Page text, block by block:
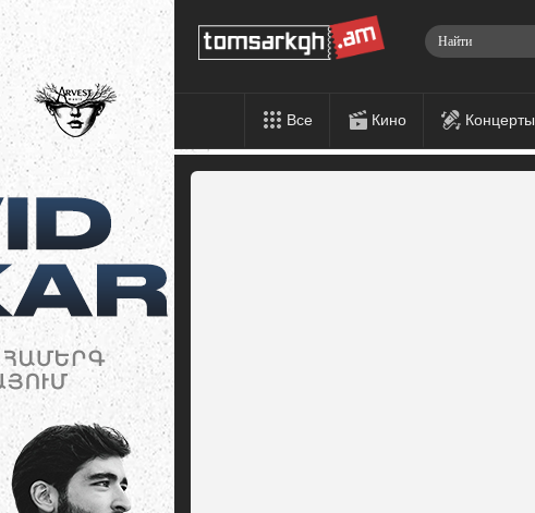
Все Кино Концерты